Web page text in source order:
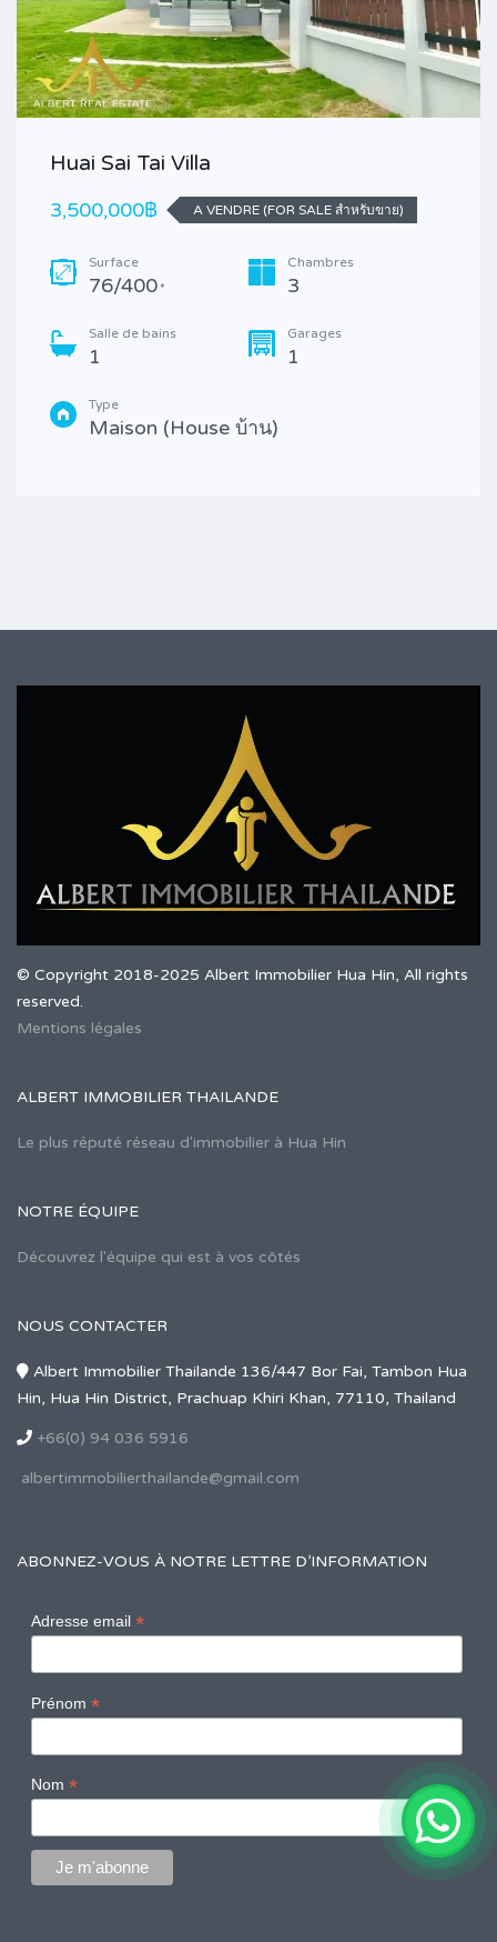
Huai Sai Tai Villa
3,500,000฿
A VENDRE (FOR SALE สำหรับขาย)
Surface
76/400 *
Chambres
3
Salle de bains
1
Garages
1
Type
Maison (House บ้าน)
© Copyright 2018-2025 Albert Immobilier Hua Hin, All rights
reserved.
Mentions légales
ALBERT IMMOBILIER THAILANDE
Le plus réputé réseau d'immobilier à Hua Hin
NOTRE ÉQUIPE
Découvrez l'équipe qui est à vos côtés
NOUS CONTACTER
Albert Immobilier Thailande 136/447 Bor Fai, Tambon Hua
Hin, Hua Hin District, Prachuap Khiri Khan, 77110, Thailand
+66(0) 94 036 5916
albertimmobilierthailande@gmail.com
ABONNEZ-VOUS À NOTRE LETTRE D’INFORMATION
Adresse email *
Prénom *
Nom *